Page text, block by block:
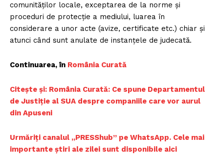
comunităților locale, exceptarea de la norme și
proceduri de protecție a mediului, luarea în
considerare a unor acte (avize, certificate etc.) chiar și
atunci când sunt anulate de instanțele de judecată.
Continuarea, în România Curată
Citește și: România Curată: Ce spune Departamentul
de Justiție al SUA despre companiile care vor aurul
din Apuseni
Urmăriți canalul „PRESShub” pe WhatsApp. Cele mai
importante știri ale zilei sunt disponibile aici